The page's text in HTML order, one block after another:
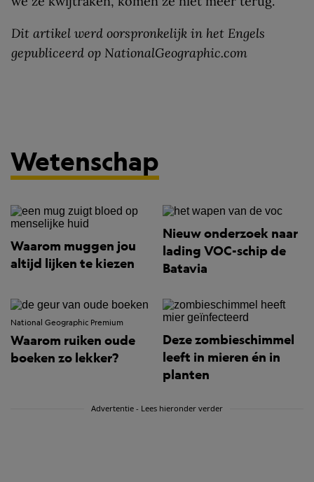
Dit artikel werd oorspronkelijk in het Engels
gepubliceerd op NationalGeographic.com
Wetenschap
Waarom muggen jou
altijd lijken te kiezen
Nieuw onderzoek naar
lading VOC-schip de
Batavia
National Geographic Premium
Waarom ruiken oude
boeken zo lekker?
Deze zombieschimmel
leeft in mieren én in
planten
Advertentie - Lees hieronder verder